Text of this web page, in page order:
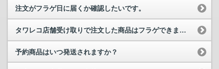
注文がフラゲ日に届くか確認したいです。
タワレコ店舗受け取りで注文した商品はフラゲできますか？
予約商品はいつ発送されますか？